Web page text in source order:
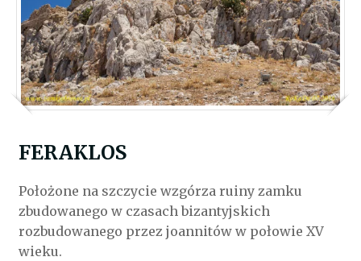
FERAKLOS
Położone na szczycie wzgórza ruiny zamku
zbudowanego w czasach bizantyjskich
rozbudowanego przez joannitów w połowie XV
wieku.